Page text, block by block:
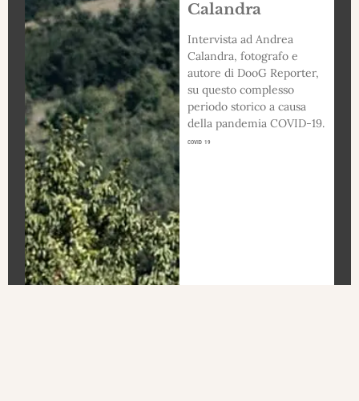
Calandra
Intervista ad Andrea
Calandra, fotografo e
autore di DooG Reporter,
su questo complesso
periodo storico a causa
della pandemia COVID-19.
COVID 19